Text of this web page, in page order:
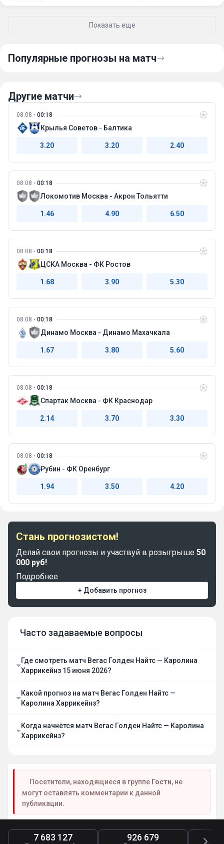
Показать еще
Популярные прогнозы на матч
Другие матчи
08.08 00:18
Крылья Советов - Балтика
3.20 3.20 2.40
08.08 00:18
Локомотив Москва - Акрон Тольятти
1.46 4.90 6.50
08.08 00:18
ЦСКА Москва - ФК Ростов
1.68 3.90 5.30
08.08 00:18
Динамо Москва - Динамо Махачкала
1.67 3.80 5.60
08.08 00:18
Спартак Москва - ФК Краснодар
2.14 3.70 3.30
08.08 00:18
Рубин - ФК Оренбург
1.94 3.50 4.20
Стань прогнозистом!
Делай свои прогнозы и участвуй в розыгрыше 50
000 руб!
Подробнее
+ Добавить прогноз
Часто задаваемые вопросы
Где смотреть матч Вегас Голден Найтс — Каролина
Харрикейнз 15 июня 2026?
Какой прогноз на матч Вегас Голден Найтс —
Каролина Харрикейнз?
Когда начнётся матч Вегас Голден Найтс — Каролина
Харрикейнз?
Посетители, находящиеся в группе Гости, не
могут оставлять комментарии к данной
публикации.
7 683 127 926 679